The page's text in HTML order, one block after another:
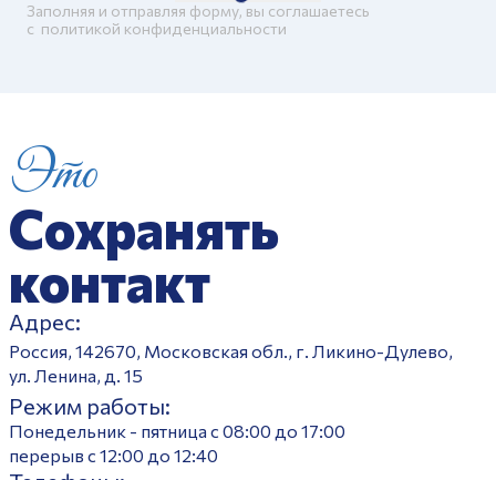
Заполняя и отправляя форму, вы соглашаетесь
c политикой конфиденциальности
Это
Сохранять
контакт
Адрес:
Россия, 142670, Московская обл., г. Ликино-Дулево,
ул. Ленина, д. 15
Режим работы:
Понедельник - пятница с 08:00 до 17:00
перерыв с 12:00 до 12:40